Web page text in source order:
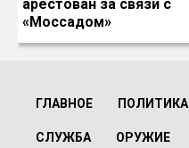
арестован за связи с
«Моссадом»
ГЛАВНОЕ ПОЛИТИКА
СЛУЖБА ОРУЖИЕ